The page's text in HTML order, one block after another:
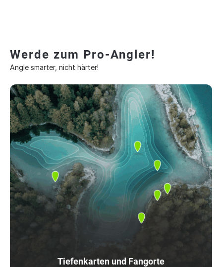
Werde zum Pro-Angler!
Angle smarter, nicht härter!
Tiefenkarten und Fangorte